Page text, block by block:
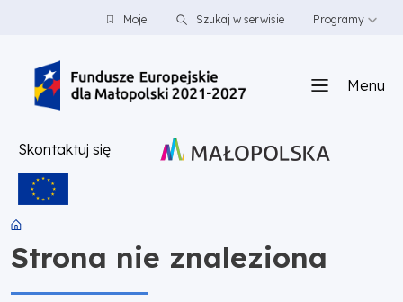
PRZEJDŹ DO TREŚCI
PRZEJDŹ DO MENUMoje Szukaj w serwisie Programy
Menu
Skontaktuj się
Strona nie znaleziona